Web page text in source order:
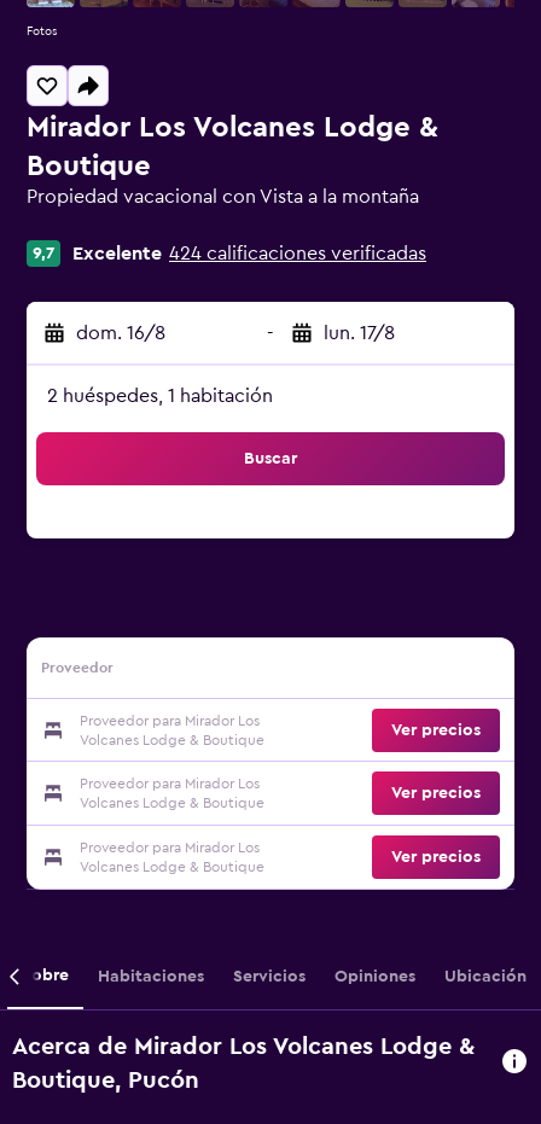
Mirador Los Volcanes Lodge &
Boutique
Propiedad vacacional con Vista a la montaña
9,7 Excelente 424 calificaciones verificadas
dom. 16/8 - lun. 17/8
2 huéspedes, 1 habitación
Buscar
Proveedor
Proveedor para Mirador Los
Volcanes Lodge & Boutique
Ver precios
Proveedor para Mirador Los
Volcanes Lodge & Boutique
Ver precios
Proveedor para Mirador Los
Volcanes Lodge & Boutique
Ver precios
Fotos
Sobre Habitaciones Servicios Opiniones Ubicación
Acerca de Mirador Los Volcanes Lodge &
Boutique, Pucón